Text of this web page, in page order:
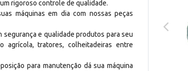
rigoroso controle de qualidade.
máquinas em dia com nossas peças
segurança e qualidade produtos para seu
agrícola, tratores, colheitadeiras entre
para manutenção dá sua máquina